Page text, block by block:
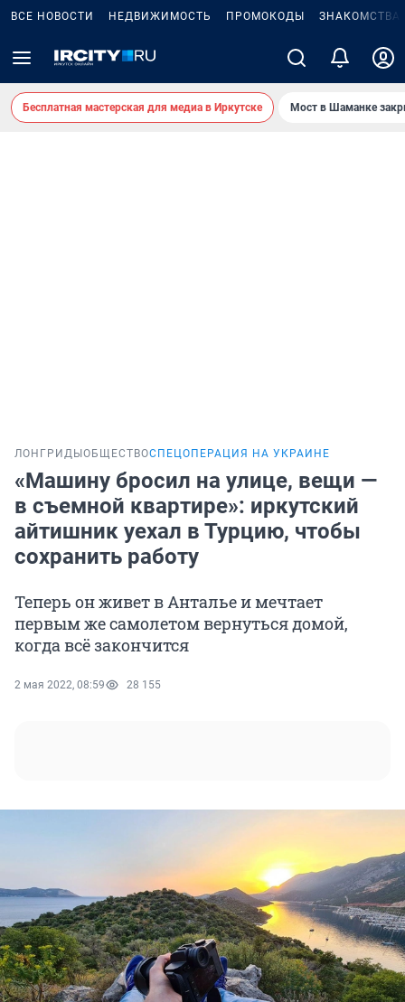
ВСЕ НОВОСТИ НЕДВИЖИМОСТЬ ПРОМОКОДЫ ЗНАКОМСТВА
Бесплатная мастерская для медиа в Иркутске Мост в Шаманке
ЛОНГРИДЫ ОБЩЕСТВОСПЕЦОПЕРАЦИЯ НА УКРАИНЕ
«Машину бросил на улице, вещи —
в съемной квартире»: иркутский
айтишник уехал в Турцию, чтобы
сохранить работу
Теперь он живет в Анталье и мечтает
первым же самолетом вернуться домой,
когда всё закончится
2 мая 2022, 08:59 28 155